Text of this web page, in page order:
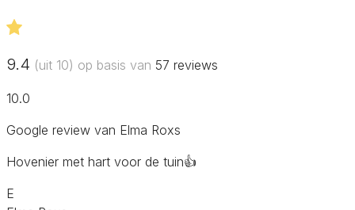
9.4 (uit 10) op basis van 57 reviews
10.0
Google review van Elma Roxs
Hovenier met hart voor de tuin👍
E